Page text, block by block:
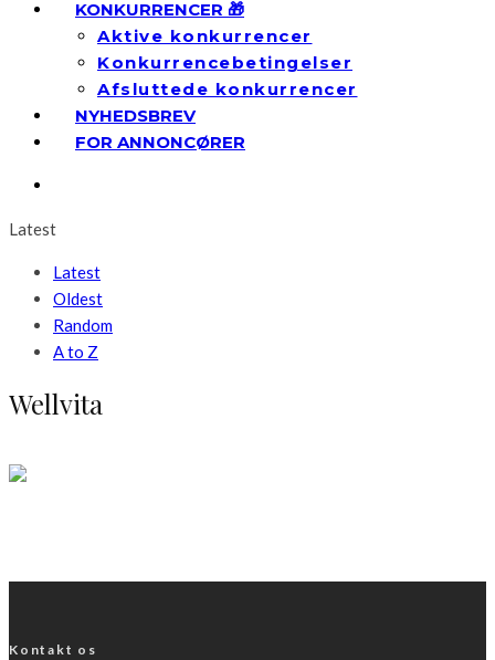
KONKURRENCER 🎁
Aktive konkurrencer
Konkurrencebetingelser
Afsluttede konkurrencer
NYHEDSBREV
FOR ANNONCØRER
Latest
Latest
Oldest
Random
A to Z
Wellvita
Kontakt os